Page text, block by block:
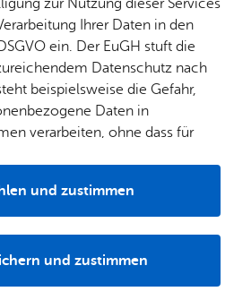
Be­
Schu­
& Um­
lei­tun­
Um­
welt &
Kli­ma­
Sa­nie­
ren &
bi­li­en
Stadt­
der
Se­nio­
ren
Woh­
nen
re­frei
Pfle­ge
& Un­
ter­stüt­
zung
zur Nutzung dieser Services
Ihrer Daten in den
ein. Der EuGH stuft die
Datenschutz nach
beispielsweise die Gefahr,
Daten in
verarbeiten, ohne dass für
und zustimmen
und zustimmen